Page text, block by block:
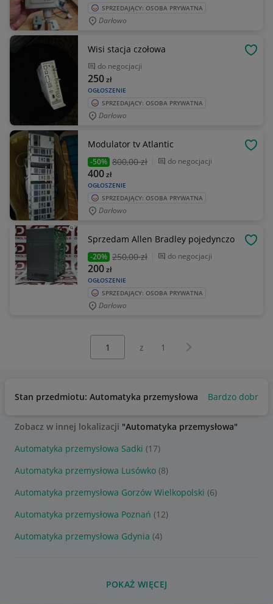
SPRZEDAJĄCY: OSOBA PRYWATNA
Darłowo
Wisi stacja czołowa
do negocjacji
OGŁOSZENIE
250zł
SPRZEDAJĄCY: OSOBA PRYWATNA
Darłowo
Modulator tv Atlantic
-50% 800,00 zł do negocjacji
OGŁOSZENIE
400zł
SPRZEDAJĄCY: OSOBA PRYWATNA
Darłowo
Sprzedam Allen Bradley pojedynczo
-20% 250,00 zł do negocjacji
OGŁOSZENIE
200zł
SPRZEDAJĄCY: OSOBA PRYWATNA
Darłowo
z 1 Następna strona
Stan przedmiotu: Automatyka przemysłowa Bardzo dobry
Zobacz w innej lokalizacji "Automatyka przemysłowa"
Automatyka przemysłowa Sadki (17)
Automatyka przemysłowa Lusówko (8)
Automatyka przemysłowa Gorzów Wielkopolski (6)
Automatyka przemysłowa Poznań (12)
Automatyka przemysłowa Gdynia (4)
POKAŻ WIĘCEJ